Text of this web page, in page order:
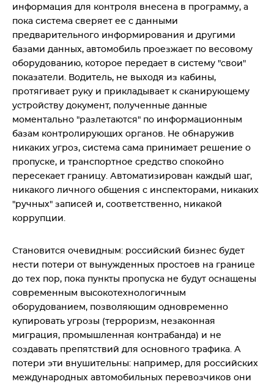
информация для контроля внесена в программу, а
пока система сверяет ее с данными
предварительного информирования и другими
базами данных, автомобиль проезжает по весовому
оборудованию, которое передает в систему "свои"
показатели. Водитель, не выходя из кабины,
протягивает руку и прикладывает к сканирующему
устройству документ, полученные данные
моментально "разлетаются" по информационным
базам контролирующих органов. Не обнаружив
никаких угроз, система сама принимает решение о
пропуске, и транспортное средство спокойно
пересекает границу. Автоматизирован каждый шаг,
никакого личного общения с инспекторами, никаких
"ручных" записей и, соответственно, никакой
коррупции.
Становится очевидным: российский бизнес будет
нести потери от вынужденных простоев на границе
до тех пор, пока пункты пропуска не будут оснащены
современным высокотехнологичным
оборудованием, позволяющим одновременно
купировать угрозы (терроризм, незаконная
миграция, промышленная контрабанда) и не
создавать препятствий для основного трафика. А
потери эти внушительны: например, для российских
международных автомобильных перевозчиков они